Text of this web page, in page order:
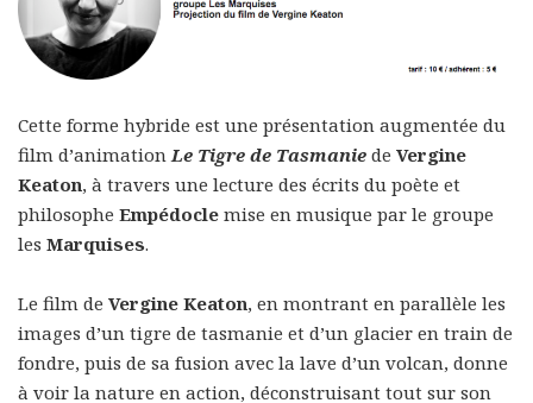
Cette forme hybride est une présentation augmentée du
film d’animation Le Tigre de Tasmanie de Vergine
Keaton, à travers une lecture des écrits du poète et
philosophe Empédocle mise en musique par le groupe
les Marquises.
Le film de Vergine Keaton, en montrant en parallèle les
images d’un tigre de tasmanie et d’un glacier en train de
fondre, puis de sa fusion avec la lave d’un volcan, donne
à voir la nature en action, déconstruisant tout sur son